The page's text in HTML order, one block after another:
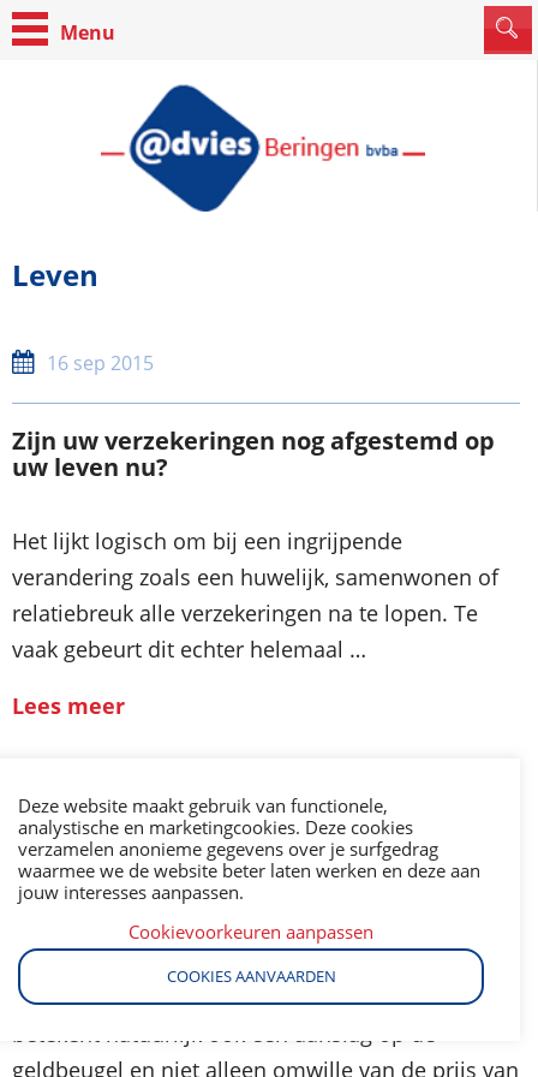
Leven
16 sep 2015
Zijn uw verzekeringen nog afgestemd op
uw leven nu?
Het lijkt logisch om bij een ingrijpende
verandering zoals een huwelijk, samenwonen of
relatiebreuk alle verzekeringen na te lopen. Te
vaak gebeurt dit echter helemaal …
Lees meer
30 mei 2014
Niet rokers betalen minder voor hun
levensverzekering
Roken is slecht voor de gezondheid. En het
betekent natuurlijk ook een aanslag op de
geldbeugel en niet alleen omwille van de prijs van
Deze website maakt gebruik van functionele,
analystische en marketingcookies. Deze cookies
verzamelen anonieme gegevens over je surfgedrag
waarmee we de website beter laten werken en deze aan
jouw interesses aanpassen.
Cookievoorkeuren aanpassen
COOKIES AANVAARDEN